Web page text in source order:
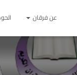
عن فرقان